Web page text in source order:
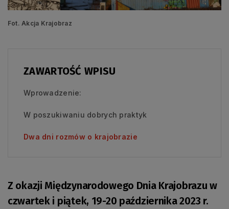
Fot. Akcja Krajobraz
ZAWARTOŚĆ WPISU
Wprowadzenie:
W poszukiwaniu dobrych praktyk
Dwa dni rozmów o krajobrazie
Z okazji Międzynarodowego Dnia Krajobrazu w
czwartek i piątek, 19-20 października 2023 r.